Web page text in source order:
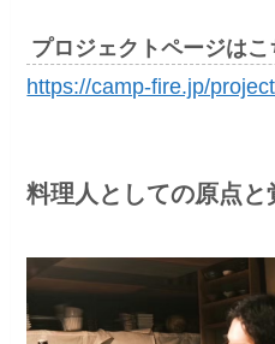
プロジェクトページはこ
https://camp-fire.jp/
料理人としての原点と